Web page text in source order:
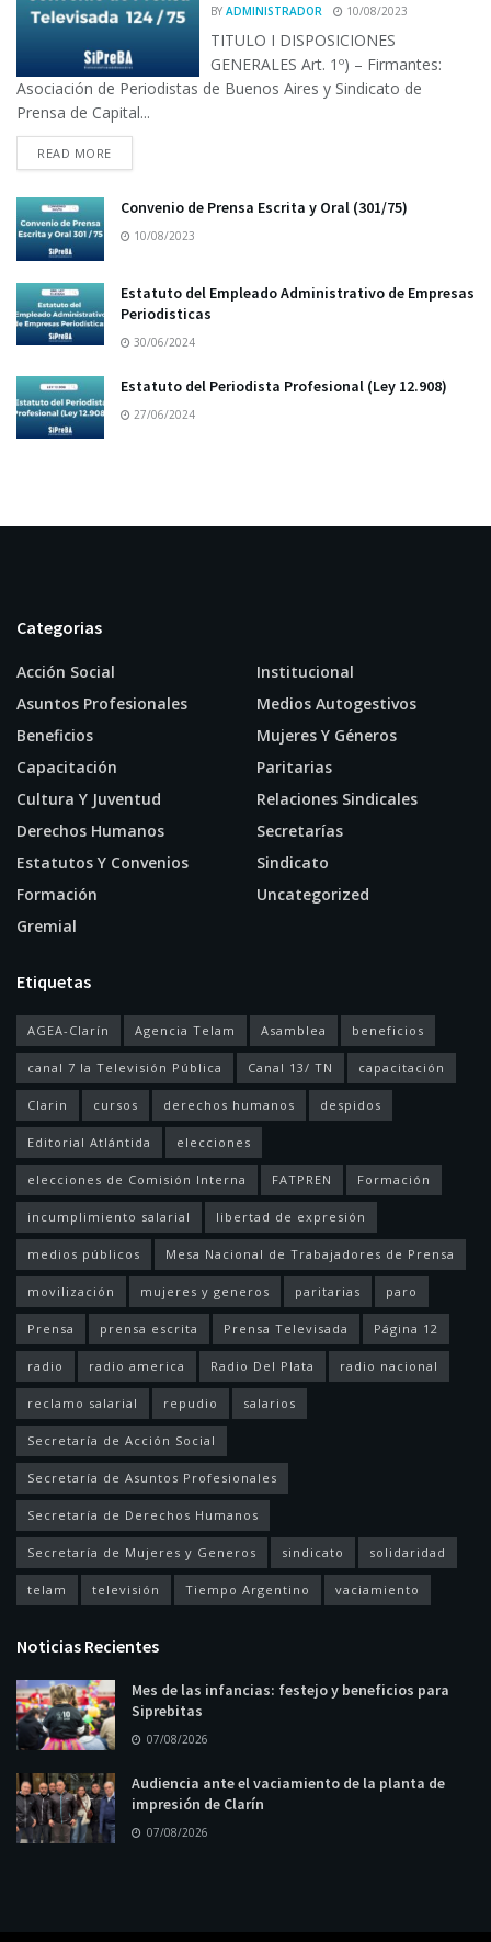
BY ADMINISTRADOR 10/08/2023
TITULO I DISPOSICIONES
GENERALES Art. 1º) – Firmantes:
Asociación de Periodistas de Buenos Aires y Sindicato de
Prensa de Capital...
READ MORE
Convenio de Prensa Escrita y Oral (301/75)
10/08/2023
Estatuto del Empleado Administrativo de Empresas
Periodisticas
30/06/2024
Estatuto del Periodista Profesional (Ley 12.908)
27/06/2024
Categorias
Acción Social
Asuntos Profesionales
Beneficios
Capacitación
Cultura Y Juventud
Derechos Humanos
Estatutos Y Convenios
Formación
Gremial
Institucional
Medios Autogestivos
Mujeres Y Géneros
Paritarias
Relaciones Sindicales
Secretarías
Sindicato
Uncategorized
Etiquetas
AGEA-Clarín Agencia Telam Asamblea beneficios
canal 7 la Televisión Pública Canal 13/ TN capacitación
Clarin cursos derechos humanos despidos
Editorial Atlántida elecciones
elecciones de Comisión Interna FATPREN Formación
incumplimiento salarial libertad de expresión
medios públicos Mesa Nacional de Trabajadores de Prensa
movilización mujeres y generos paritarias paro
Prensa prensa escrita Prensa Televisada Página 12
radio radio america Radio Del Plata radio nacional
reclamo salarial repudio salarios
Secretaría de Acción Social
Secretaría de Asuntos Profesionales
Secretaría de Derechos Humanos
Secretaría de Mujeres y Generos sindicato solidaridad
telam televisión Tiempo Argentino vaciamiento
Noticias Recientes
Mes de las infancias: festejo y beneficios para
Siprebitas
07/08/2026
Audiencia ante el vaciamiento de la planta de
impresión de Clarín
07/08/2026